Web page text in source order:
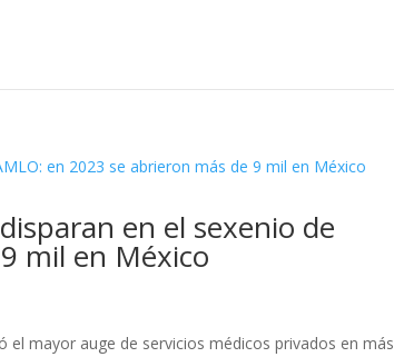
en el sexenio de
mil en México
mayor auge de servicios médicos privados en más